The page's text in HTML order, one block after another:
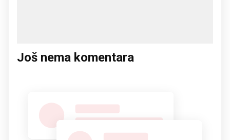
Još nema komentara